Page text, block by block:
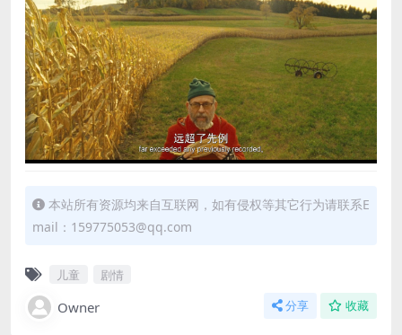
本站所有资源均来自互联网，如有侵权等其它行为请联系E
mail：159775053@qq.com
儿童 剧情
Owner 分享 收藏